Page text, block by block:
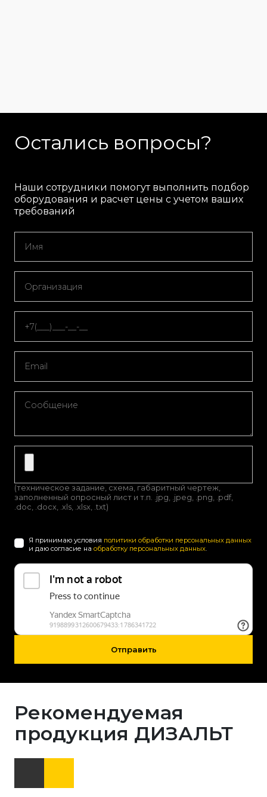
Остались вопросы?
Наши сотрудники помогут выполнить подбор
оборудования и расчет цены с учетом ваших
требований
(техническое задание, схема, габаритный чертеж,
заполненный опросный лист и т.п. .jpg, .jpeg, .png, .pdf,
.doc, .docx, .xls, .xlsx, .txt)
Я принимаю условия политики обработки персональных данных
и даю согласие на обработку персональных данных.
Отправить
Рекомендуемая
продукция ДИЗАЛЬТ